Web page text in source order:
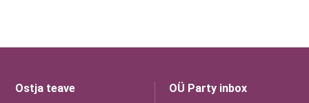
Ostja teave OÜ Party inbox